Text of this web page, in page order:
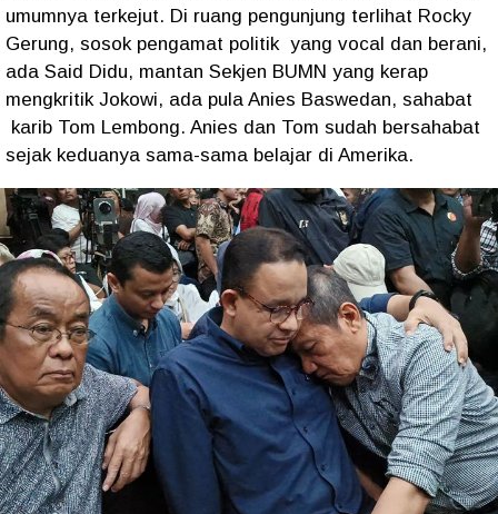
umumnya terkejut. Di ruang pengunjung terlihat Rocky
Gerung, sosok pengamat politik yang vocal dan berani,
ada Said Didu, mantan Sekjen BUMN yang kerap
mengkritik Jokowi, ada pula Anies Baswedan, sahabat
karib Tom Lembong. Anies dan Tom sudah bersahabat
sejak keduanya sama-sama belajar di Amerika.